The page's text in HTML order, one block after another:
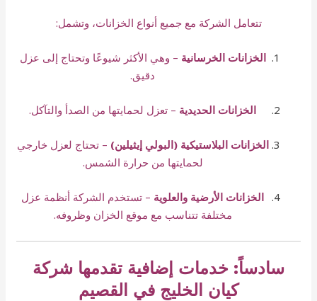
تتعامل الشركة مع جميع أنواع الخزانات، وتشمل:
الخزانات الخرسانية – وهي الأكثر شيوعًا وتحتاج إلى عزل
دقيق.
الخزانات الحديدية – تعزل لحمايتها من الصدأ والتآكل.
الخزانات البلاستيكية (البولي إيثيلين) – تحتاج لعزل خارجي
لحمايتها من حرارة الشمس.
الخزانات الأرضية والعلوية – تستخدم الشركة أنظمة عزل
مختلفة تتناسب مع موقع الخزان وظروفه.
سادساً: خدمات إضافية تقدمها شركة
كيان الخليج في القصيم